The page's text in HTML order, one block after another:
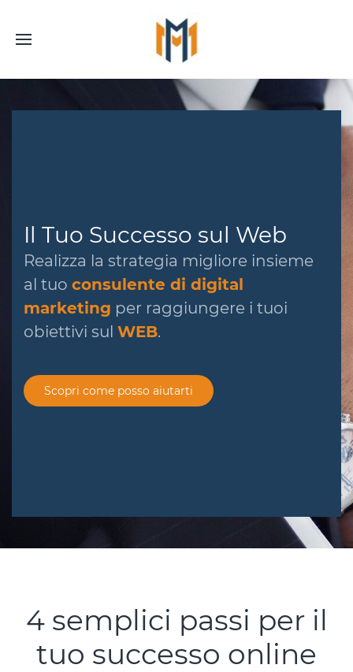
Il Tuo Successo sul Web
Realizza la strategia migliore insieme
al tuo consulente di digital
marketing per raggiungere i tuoi
obiettivi sul WEB.
Scopri come posso aiutarti
4 semplici passi per il
tuo successo online